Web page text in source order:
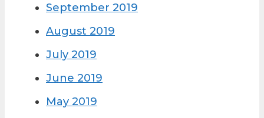
September 2019
August 2019
July 2019
June 2019
May 2019